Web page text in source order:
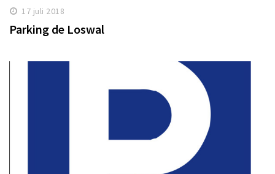
17 juli 2018
Parking de Loswal